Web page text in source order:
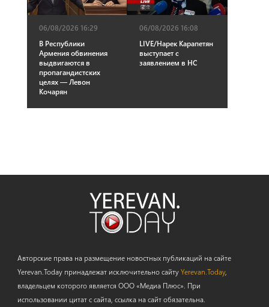
06/08/2026 16:29
В Республики
Армения обвинения
выдвигаются в
пропагандистских
целях — Левон
Кочарян
06/08/2026 16:08
LIVE/Нарек Карапетян
выступает с
заявлением в НС
Авторские права на размещение новостных публикаций на сайте
Yerevan.Today принадлежат исключительно сайтуYerevan.Today,
владельцем которого является ООО «Медиа Плюс». При
использовании цитат с сайта, ссылка на сайт обязательна.